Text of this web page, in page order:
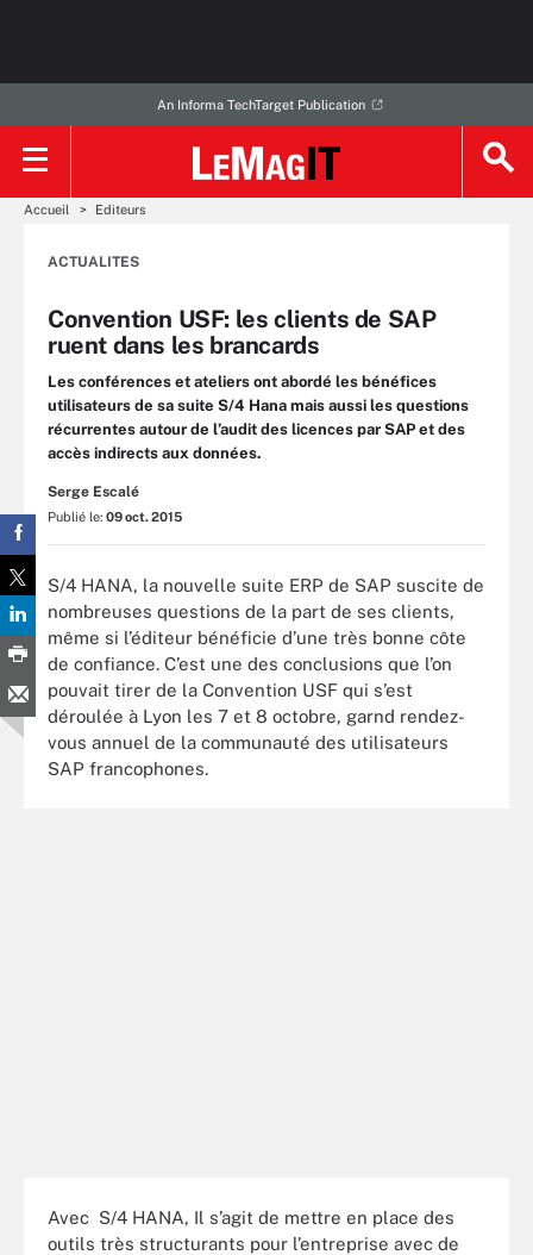
An Informa TechTarget Publication
Accueil Editeurs
ACTUALITES
Convention USF: les clients de SAP
ruent dans les brancards
Les conférences et ateliers ont abordé les bénéfices
utilisateurs de sa suite S/4 Hana mais aussi les questions
récurrentes autour de l’audit des licences par SAP et des
accès indirects aux données.
Serge Escalé
Publié le: 09 oct. 2015
S/4 HANA, la nouvelle suite ERP de SAP suscite de
nombreuses questions de la part de ses clients,
même si l’éditeur bénéficie d’une très bonne côte
de confiance. C’est une des conclusions que l’on
pouvait tirer de la Convention USF qui s’est
déroulée à Lyon les 7 et 8 octobre, garnd rendez-
vous annuel de la communauté des utilisateurs
SAP francophones.
Avec S/4 HANA, Il s’agit de mettre en place des
outils très structurants pour l’entreprise avec de